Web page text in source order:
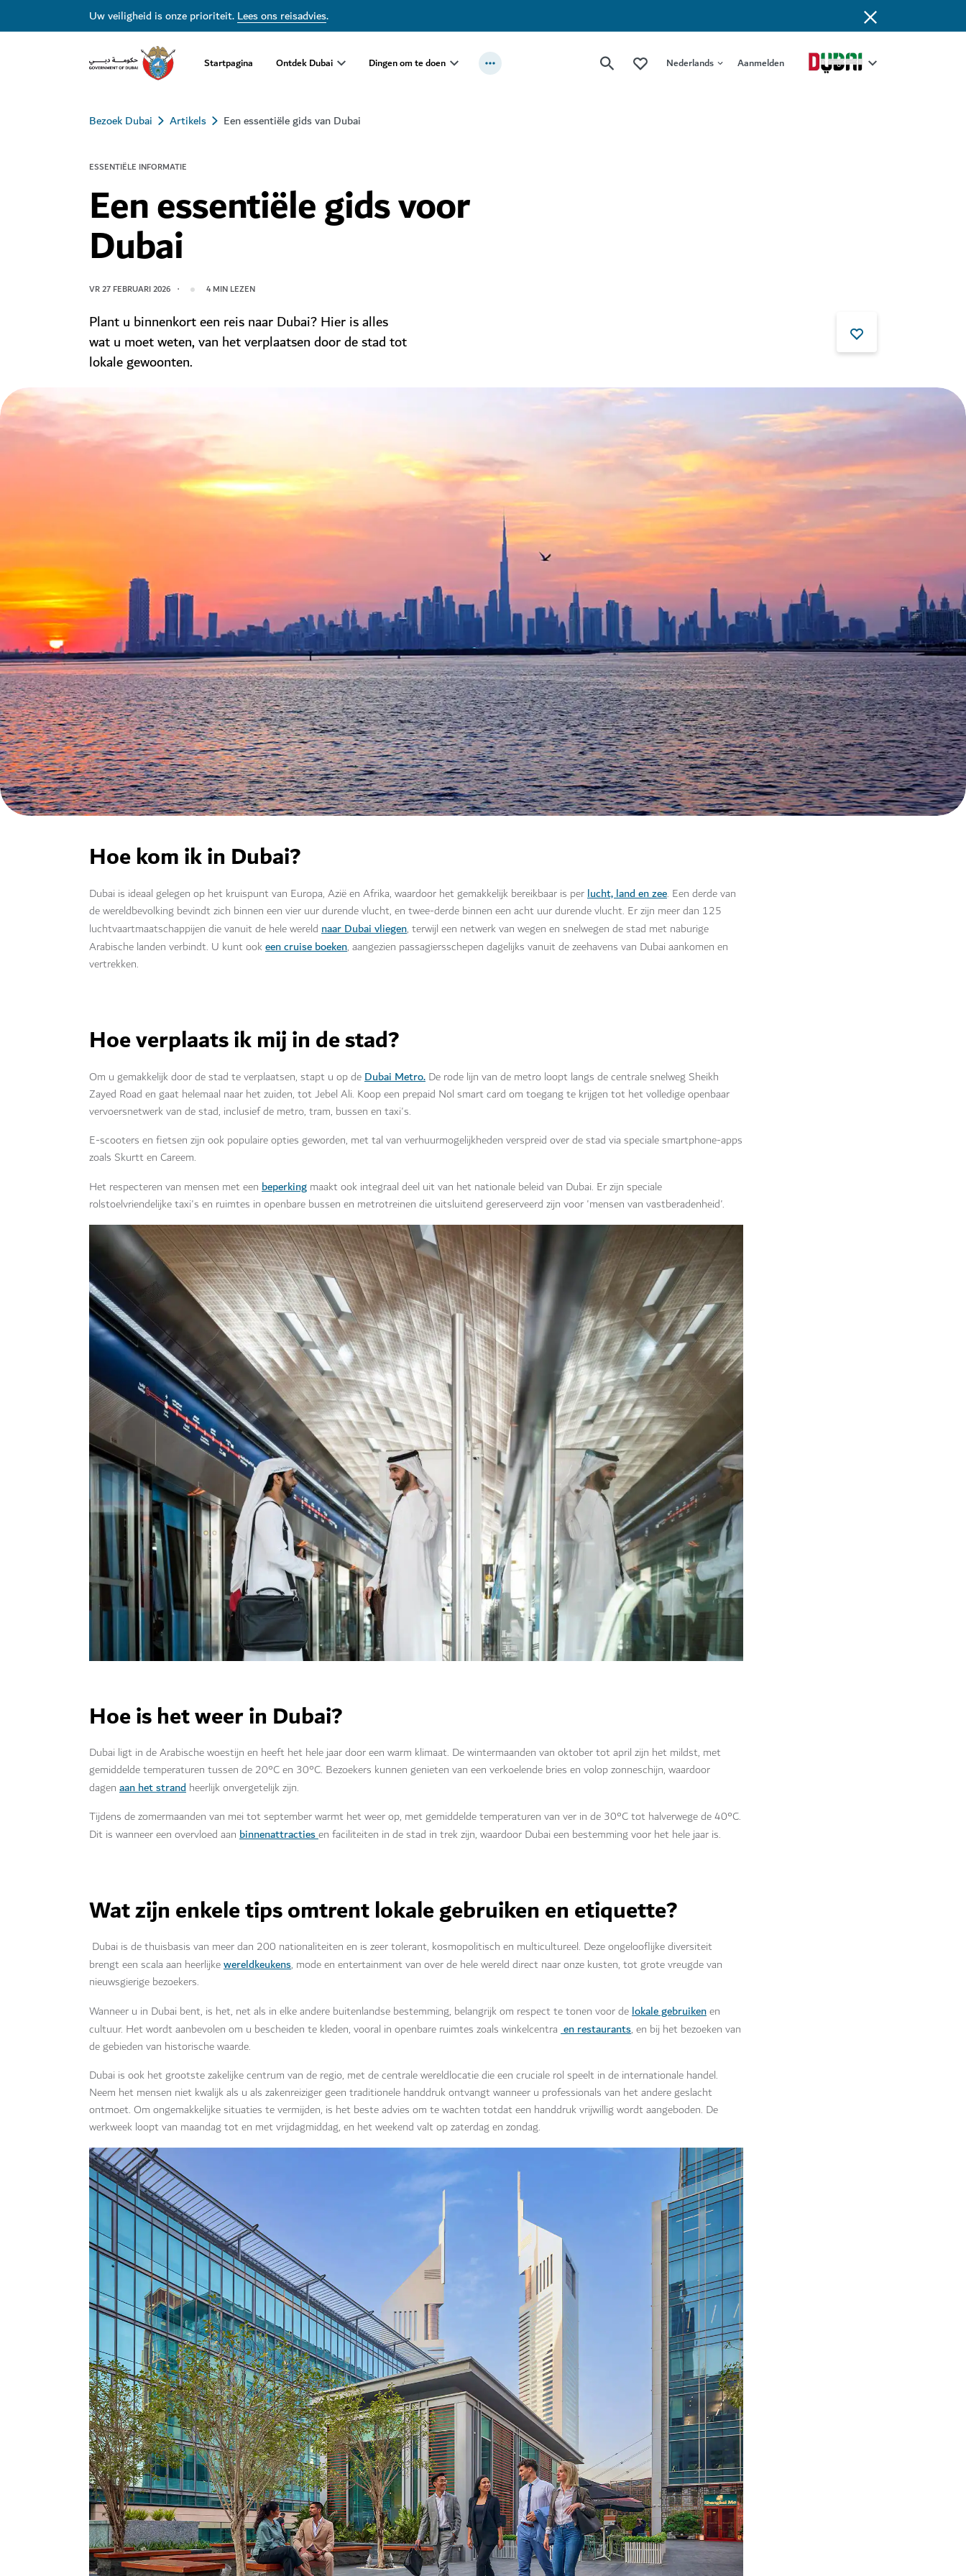
Uw veiligheid is onze prioriteit.Lees ons reisadvies.
Startpagina Ontdek Dubai Dingen om te doen Nederlands Aanmelden
Bezoek Dubai Artikels Een essentiële gids van Dubai
ESSENTIËLE INFORMATIE
Een essentiële gids voor
Dubai
VR 27 FEBRUARI 2026 4 MIN LEZEN
Plant u binnenkort een reis naar Dubai? Hier is alles
wat u moet weten, van het verplaatsen door de stad tot
lokale gewoonten.
Hoe kom ik in Dubai?
Dubai is ideaal gelegen op het kruispunt van Europa, Azië en Afrika, waardoor het gemakkelijk bereikbaar is perlucht, land en zee. Een derde van
de wereldbevolking bevindt zich binnen een vier uur durende vlucht, en twee-derde binnen een acht uur durende vlucht. Er zijn meer dan 125
luchtvaartmaatschappijen die vanuit de hele wereld naar Dubai vliegen, terwijl een netwerk van wegen en snelwegen de stad met naburige
Arabische landen verbindt. U kunt ookeen cruise boeken, aangezien passagiersschepen dagelijks vanuit de zeehavens van Dubai aankomen en
vertrekken.
Hoe verplaats ik mij in de stad?
Om u gemakkelijk door de stad te verplaatsen, stapt u op deDubai Metro. De rode lijn van de metro loopt langs de centrale snelweg Sheikh
Zayed Road en gaat helemaal naar het zuiden, tot Jebel Ali. Koop een prepaid Nol smart card om toegang te krijgen tot het volledige openbaar
vervoersnetwerk van de stad, inclusief de metro, tram, bussen en taxi's.
E-scooters en fietsen zijn ook populaire opties geworden, met tal van verhuurmogelijkheden verspreid over de stad via speciale smartphone-apps
zoals Skurtt en Careem.
Het respecteren van mensen met een beperking maakt ook integraal deel uit van het nationale beleid van Dubai. Er zijn speciale
rolstoelvriendelijke taxi's en ruimtes in openbare bussen en metrotreinen die uitsluitend gereserveerd zijn voor 'mensen van vastberadenheid'.
Hoe is het weer in Dubai?
Dubai ligt in de Arabische woestijn en heeft het hele jaar door een warm klimaat. De wintermaanden van oktober tot april zijn het mildst, met
gemiddelde temperaturen tussen de 20°C en 30°C. Bezoekers kunnen genieten van een verkoelende bries en volop zonneschijn, waardoor
dagen aan het strand heerlijk onvergetelijk zijn.
Tijdens de zomermaanden van mei tot september warmt het weer op, met gemiddelde temperaturen van ver in de 30°C tot halverwege de 40°C.
Dit is wanneer een overvloed aan binnenattractiesen faciliteiten in de stad in trek zijn, waardoor Dubai een bestemming voor het hele jaar is.
Wat zijn enkele tips omtrent lokale gebruiken en etiquette?
Dubai is de thuisbasis van meer dan 200 nationaliteiten en is zeer tolerant, kosmopolitisch en multicultureel. Deze ongelooflijke diversiteit
brengt een scala aan heerlijkewereldkeukens, mode en entertainment van over de hele wereld direct naar onze kusten, tot grote vreugde van
nieuwsgierige bezoekers.
Wanneer u in Dubai bent, is het, net als in elke andere buitenlandse bestemming, belangrijk om respect te tonen voor delokale gebruikenen
cultuur. Het wordt aanbevolen om u bescheiden te kleden, vooral in openbare ruimtes zoals winkelcentra en restaurants, en bij het bezoeken van
de gebieden van historische waarde.
Dubai is ook het grootste zakelijke centrum van de regio, met de centrale wereldlocatie die een cruciale rol speelt in de internationale handel.
Neem het mensen niet kwalijk als u als zakenreiziger geen traditionele handdruk ontvangt wanneer u professionals van het andere geslacht
ontmoet. Om ongemakkelijke situaties te vermijden, is het beste advies om te wachten totdat een handdruk vrijwillig wordt aangeboden. De
werkweek loopt van maandag tot en met vrijdagmiddag, en het weekend valt op zaterdag en zondag.